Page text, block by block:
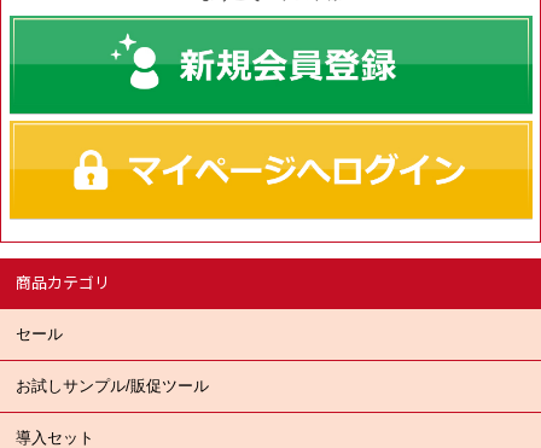
商品カテゴリ
セール
お試しサンプル/販促ツール
導入セット